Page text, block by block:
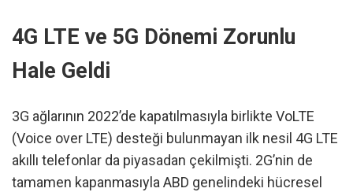
4G LTE ve 5G Dönemi Zorunlu
Hale Geldi
3G ağlarının 2022’de kapatılmasıyla birlikte VoLTE
(Voice over LTE) desteği bulunmayan ilk nesil 4G LTE
akıllı telefonlar da piyasadan çekilmişti. 2G’nin de
tamamen kapanmasıyla ABD genelindeki hücresel